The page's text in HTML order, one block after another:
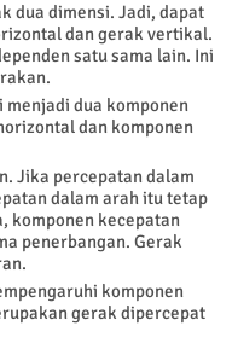
dua dimensi. Jadi, dapat
dan gerak vertikal.
satu sama lain. Ini
dua komponen
dan komponen
Jika percepatan dalam
dalam arah itu tetap
komponen kecepatan
penerbangan. Gerak
komponen
gerak dipercepat